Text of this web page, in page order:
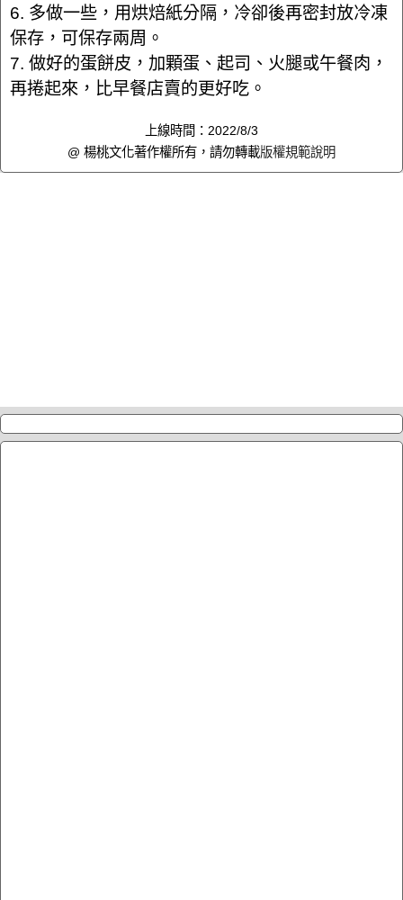
6. 多做一些，用烘焙紙分隔，冷卻後再密封放冷凍
保存，可保存兩周。
7. 做好的蛋餅皮，加顆蛋、起司、火腿或午餐肉，
再捲起來，比早餐店賣的更好吃。
上線時間：2022/8/3
@ 楊桃文化著作權所有，請勿轉載版權規範說明